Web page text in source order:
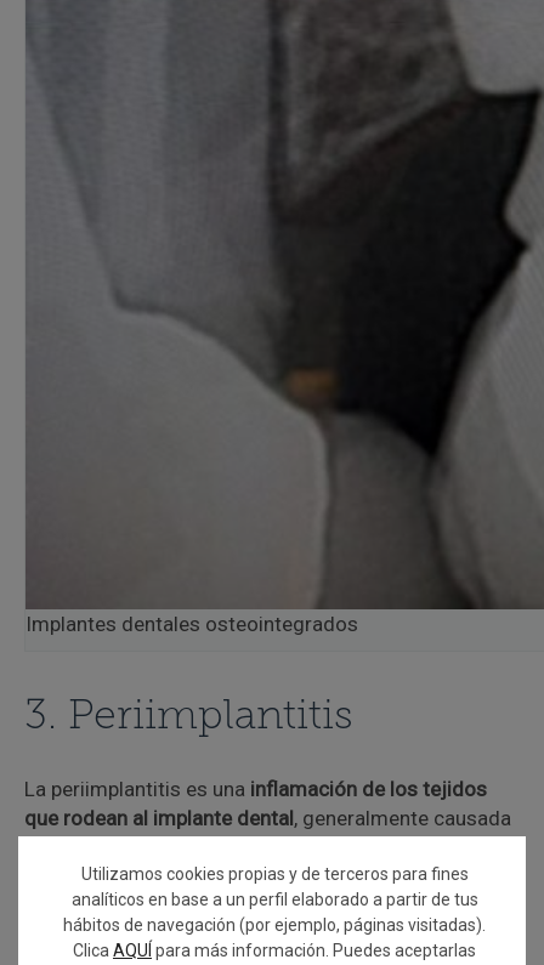
Implantes dentales osteointegrados
3. Periimplantitis
La periimplantitis es una inflamación de los tejidos
que rodean al implante dental, generalmente causada
comparable a la periodontitis en los dientes naturales.
Si no se trata a tiempo, puedeprovocar pérdida ósea
alrededor del implante y comprometer su estabilidad
Utilizamos cookies propias y de terceros para fines
analíticos en base a un perfil elaborado a partir de tus
hábitos de navegación (por ejemplo, páginas visitadas).
Clica AQUÍ para más información. Puedes aceptarlas